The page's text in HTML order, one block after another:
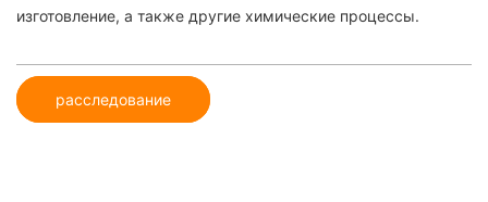
изготовление, а также другие химические процессы.
расследование